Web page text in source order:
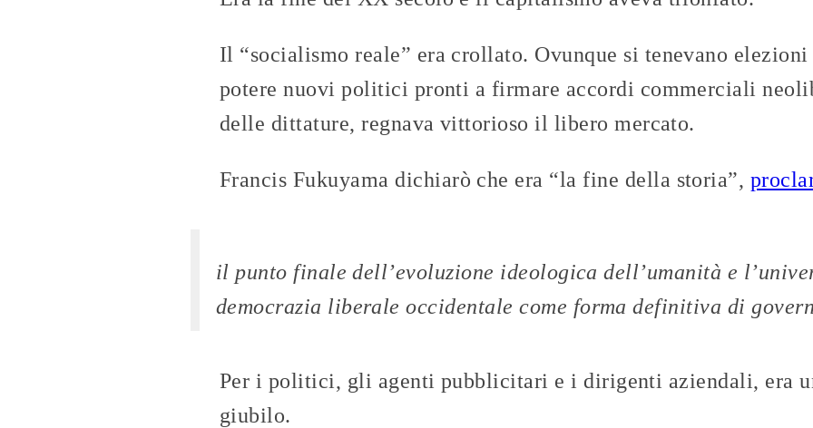
Il “socialismo reale” era crollato. Ovunque si tenevano
potere nuovi politici pronti a firmare accordi commerciali
delle dittature, regnava vittorioso il libero mercato.
Francis Fukuyama dichiarò che era “la fine della storia”,
il punto finale dell’evoluzione ideologica dell’umanità e
democrazia liberale occidentale come forma definitiva di
Per i politici, gli agenti pubblicitari e i dirigenti aziendali, era
giubilo.